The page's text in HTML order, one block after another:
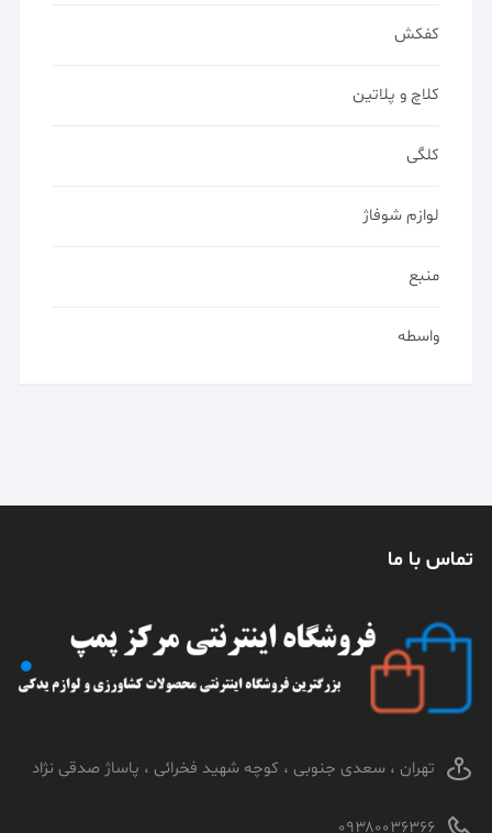
کفکش
کلاچ و پلاتین
کلگی
لوازم شوفاژ
منبع
واسطه
تماس با ما
تهران ، سعدی جنوبی ، کوچه شهید فخرائی ، پاساژ صدقی نژاد
۰۹۳۸۰۰۳۶۳۶۶